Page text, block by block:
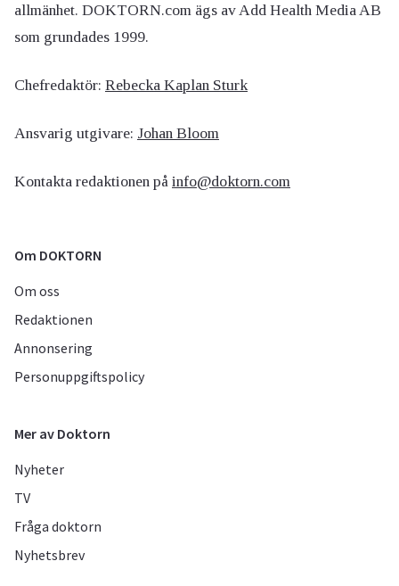
allmänhet. DOKTORN.com ägs av Add Health Media AB
som grundades 1999.
Chefredaktör: Rebecka Kaplan Sturk
Ansvarig utgivare: Johan Bloom
Kontakta redaktionen på info@doktorn.com
Om DOKTORN
Om oss
Redaktionen
Annonsering
Personuppgiftspolicy
Mer av Doktorn
Nyheter
TV
Fråga doktorn
Nyhetsbrev